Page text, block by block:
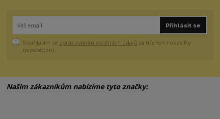
Přihlásit se
Souhlasím se zpracováním osobních údajů za účelem rozesílky
newsletteru.
Našim zákazníkům nabízíme tyto značky: